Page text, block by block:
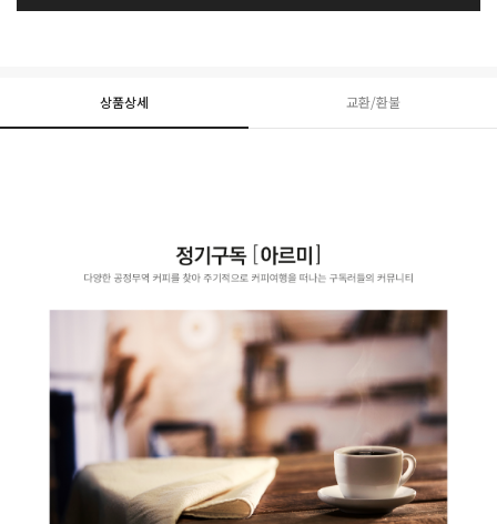
상품상세 교환/환불